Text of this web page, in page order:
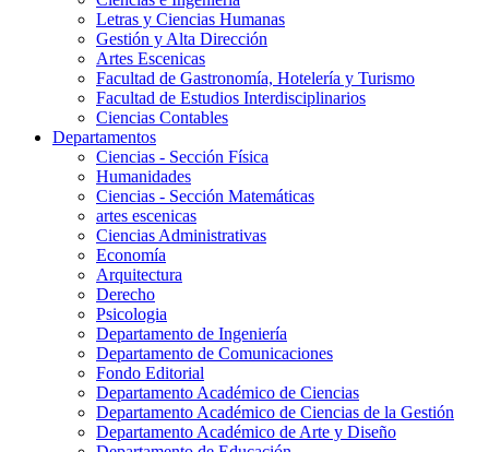
Letras y Ciencias Humanas
Gestión y Alta Dirección
Artes Escenicas
Facultad de Gastronomía, Hotelería y Turismo
Facultad de Estudios Interdisciplinarios
Ciencias Contables
Departamentos
Ciencias - Sección Física
Humanidades
Ciencias - Sección Matemáticas
artes escenicas
Ciencias Administrativas
Economía
Arquitectura
Derecho
Psicologia
Departamento de Ingeniería
Departamento de Comunicaciones
Fondo Editorial
Departamento Académico de Ciencias
Departamento Académico de Ciencias de la Gestión
Departamento Académico de Arte y Diseño